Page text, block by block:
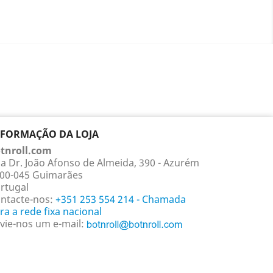
DA LOJA
Dr. João Afonso de Almeida, 390 - Azurém
045 Guimarães
nos: +351 253 554 214 - Chamada
a rede fixa nacional
nos um e-mail: